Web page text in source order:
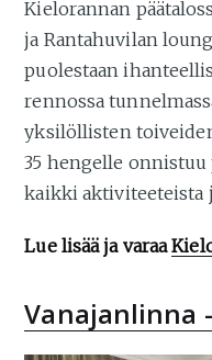
Kielorannan
ja Rantahuvilan
puolestaan
rennossa
yksilöllisten
35 hengelle onnistuu
kaikki aktiviteeteista
Lue lisää ja varaa
Vanajanlinna